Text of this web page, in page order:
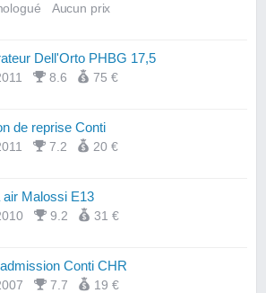
Aucun prix
Dell'Orto PHBG 17,5
8.6 75 €
de reprise Conti
7.2 20 €
air Malossi E13
9.2 31 €
Conti CHR
7.7 19 €